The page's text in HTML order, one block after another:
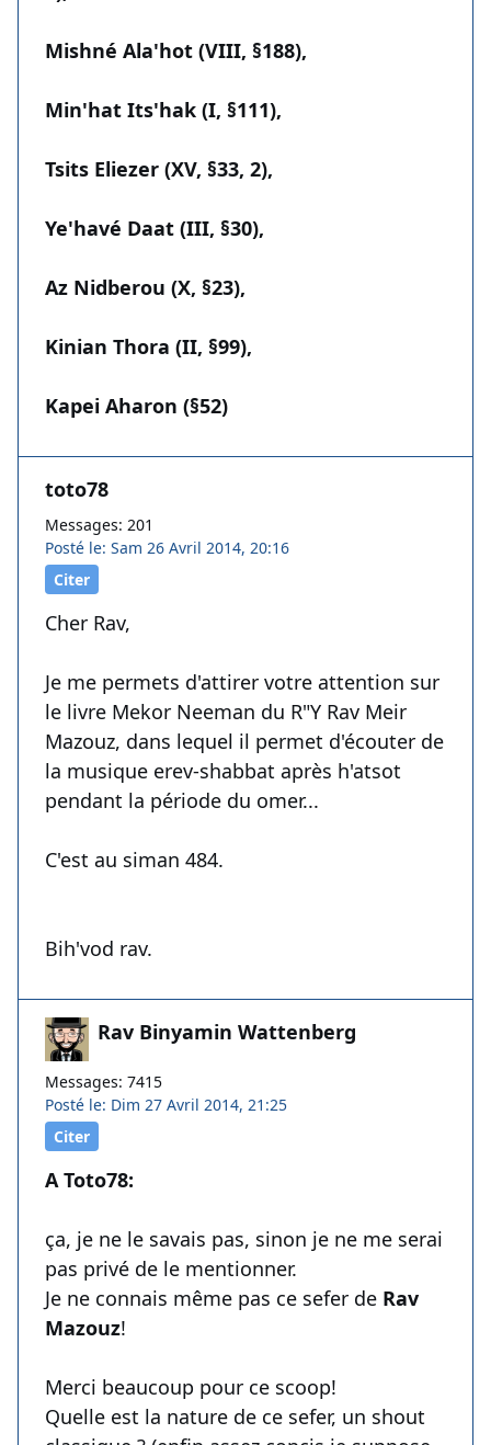
Mishné Ala'hot (VIII, §188),
Min'hat Its'hak (I, §111),
Tsits Eliezer (XV, §33, 2),
Ye'havé Daat (III, §30),
Az Nidberou (X, §23),
Kinian Thora (II, §99),
Kapei Aharon (§52)
toto78
Messages: 201
Posté le: Sam 26 Avril 2014, 20:16
Citer
Cher Rav,
Je me permets d'attirer votre attention sur
le livre Mekor Neeman du R"Y Rav Meir
Mazouz, dans lequel il permet d'écouter de
la musique erev-shabbat après h'atsot
pendant la période du omer...
C'est au siman 484.
Bih'vod rav.
Rav Binyamin Wattenberg
Messages: 7415
Posté le: Dim 27 Avril 2014, 21:25
Citer
A Toto78:
ça, je ne le savais pas, sinon je ne me serai
pas privé de le mentionner.
Je ne connais même pas ce sefer de Rav
Mazouz!
Merci beaucoup pour ce scoop!
Quelle est la nature de ce sefer, un shout